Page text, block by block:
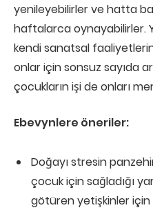
yenileyebilirler ve hatta
haftalarca oynayabilirler.
kendi sanatsal
onlar için sonsuz sayıda
çocukların işi de onları
Ebevynlere öneriler:
Doğayı stresin
çocuk için sağladığı
götüren yetişkinler